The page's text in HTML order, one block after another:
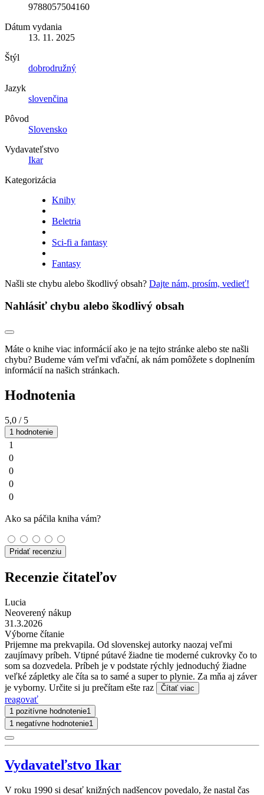
9788057504160
Dátum vydania
13. 11. 2025
Štýl
dobrodružný
Jazyk
slovenčina
Pôvod
Slovensko
Vydavateľstvo
Ikar
Kategorizácia
Knihy
Beletria
Sci-fi a fantasy
Fantasy
Našli ste chybu alebo škodlivý obsah? Dajte nám, prosím, vedieť!
Nahlásiť chybu alebo škodlivý obsah
Máte o knihe viac informácií ako je na tejto stránke alebo ste našli
chybu? Budeme vám veľmi vďační, ak nám pomôžete s doplnením
informácií na našich stránkach.
Hodnotenia
5,0 / 5
1 hodnotenie
1
0
0
0
0
Ako sa páčila kniha vám?
Pridať recenziu
Recenzie čitateľov
Lucia
Neoverený nákup
31.3.2026
Výborne čítanie
Prijemne ma prekvapila. Od slovenskej autorky naozaj veľmi
zaujímavy príbeh. Vtipné pútavé žiadne tie moderné cukrovky čo to
som sa dozvedela. Príbeh je v podstate rýchly jednoduchý žiadne
veľké zápletky ale číta sa to samé a super to plynie. Za mňa aj záver
je vyborny. Určite si ju prečítam ešte raz
Čítať viac
reagovať
1 pozitívne hodnotenie1
1 negatívne hodnotenie1
Vydavateľstvo Ikar
V roku 1990 si desať knižných nadšencov povedalo, že nastal čas